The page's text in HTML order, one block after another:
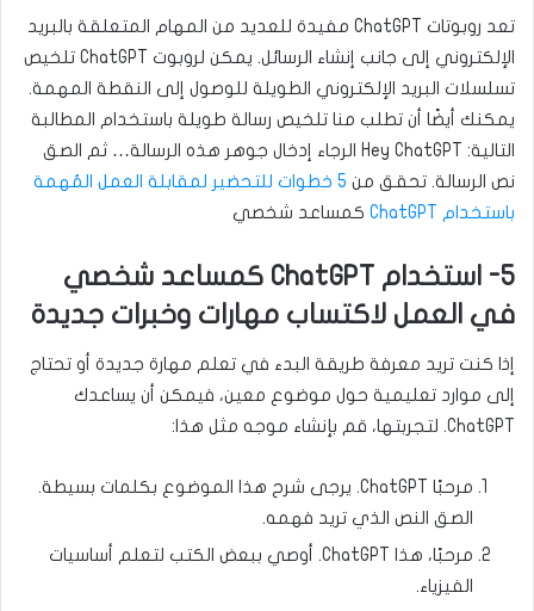
تعد روبوتات ChatGPT مفيدة للعديد من المهام المتعلقة بالبريد
الإلكتروني إلى جانب إنشاء الرسائل. يمكن لروبوت ChatGPT تلخيص
تسلسلات البريد الإلكتروني الطويلة للوصول إلى النقطة المهمة.
يمكنك أيضًا أن تطلب منا تلخيص رسالة طويلة باستخدام المطالبة
التالية: Hey ChatGPT الرجاء إدخال جوهر هذه الرسالة… ثم الصق
نص الرسالة. تحقق من
5 خطوات للتحضير لمقابلة العمل المُهمة
باستخدام ChatGPT
كمساعد شخصي
5- استخدام ChatGPT كمساعد شخصي
في العمل لاكتساب مهارات وخبرات جديدة
إذا كنت تريد معرفة طريقة البدء في تعلم مهارة جديدة أو تحتاج
إلى موارد تعليمية حول موضوع معين، فيمكن أن يساعدك
ChatGPT. لتجربتها، قم بإنشاء موجه مثل هذا:
مرحبًا ChatGPT. يرجى شرح هذا الموضوع بكلمات بسيطة.
الصق النص الذي تريد فهمه.
مرحبًا، هذا ChatGPT. أوصي ببعض الكتب لتعلم أساسيات
الفيزياء.